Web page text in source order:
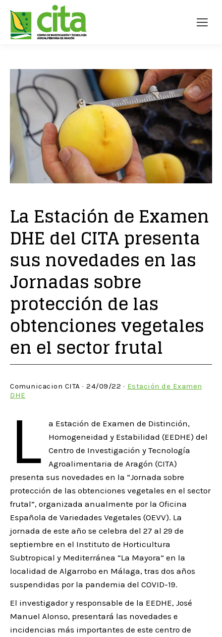
La Estación de Examen
DHE del CITA presenta
sus novedades en las
Jornadas sobre
protección de las
obtenciones vegetales
en el sector frutal
Comunicacion CITA · 24/09/22 · Estación de Examen
DHE
L
a Estación de Examen de Distinción,
Homogeneidad y Estabilidad (EEDHE) del
Centro de Investigación y Tecnología
Agroalimentaria de Aragón (CITA)
presenta sus novedades en la “Jornada sobre
protección de las obtenciones vegetales en el sector
frutal”, organizada anualmente por la Oficina
Española de Variedades Vegetales (OEVV). La
jornada de este año se celebra del 27 al 29 de
septiembre en el Instituto de Horticultura
Subtropical y Mediterránea “La Mayora” en la
localidad de Algarrobo en Málaga, tras dos años
suspendidas por la pandemia del COVID-19.
El investigador y responsable de la EEDHE, José
Manuel Alonso, presentará las novedades e
incidencias más importantes de este centro de